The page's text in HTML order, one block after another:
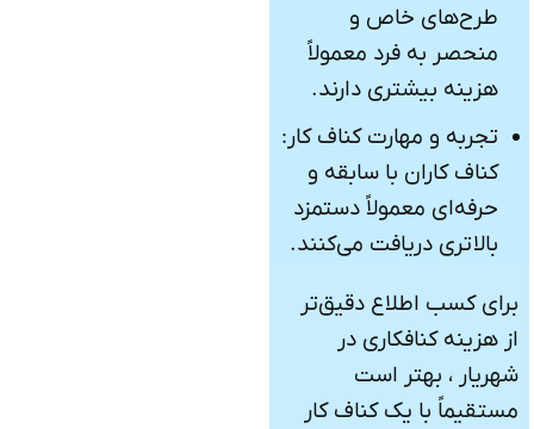
طرح‌های خاص و
منحصر به فرد معمولاً
هزینه بیشتری دارند.
تجربه و مهارت کناف کار:
کناف کاران با سابقه و
حرفه‌ای معمولاً دستمزد
بالاتری دریافت می‌کنند.
برای کسب اطلاع دقیق‌تر
از هزینه کنافکاری در
شهریار ، بهتر است
مستقیماً با یک کناف کار